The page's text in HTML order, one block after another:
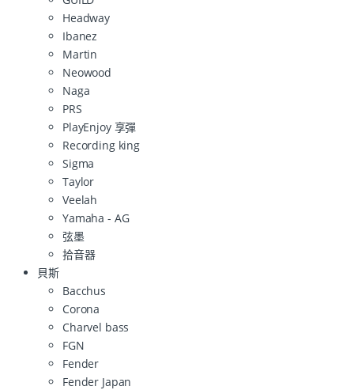
Headway
Ibanez
Martin
Neowood
Naga
PRS
PlayEnjoy 享彈
Recording king
Sigma
Taylor
Veelah
Yamaha - AG
弦墨
拾音器
貝斯
Bacchus
Corona
Charvel bass
FGN
Fender
Fender Japan